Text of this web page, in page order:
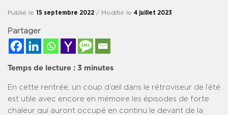
Publié le 15 septembre 2022 / Modifié le 4 juillet 2023
Partager
Temps de lecture : 3 minutes
En cette rentrée, un coup d’œil dans le rétroviseur de l’été
est utile avec encore en mémoire les épisodes de forte
chaleur qui auront occupé en continu le devant de la